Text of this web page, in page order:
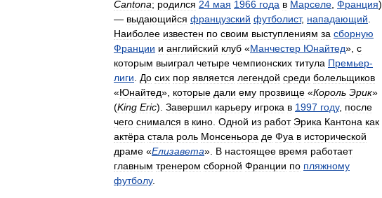
Cantona; родился 24 мая 1966 года в Марселе Франция)
— выдающийся французский футболист, нападающий
Наиболее известен по своим выступлениям за сборную
Франции и английский клуб «Манчестер Юнайтед», с
которым выиграл четыре чемпионских титула Премьер-
лиги
До сих пор является легендой среди болельщиков
«Юнайтед», которые дали ему прозвище «Король Эрик»
(King Eric). Завершил карьеру игрока в 1997 году, после
чего снимался в кино Одной из работ Эрика Кантона как
актёра стала роль Монсеньора де Фуа в исторической
драме «Елизавета». В настоящее время работает
главным тренером сборной Франции по пляжному
футболу.